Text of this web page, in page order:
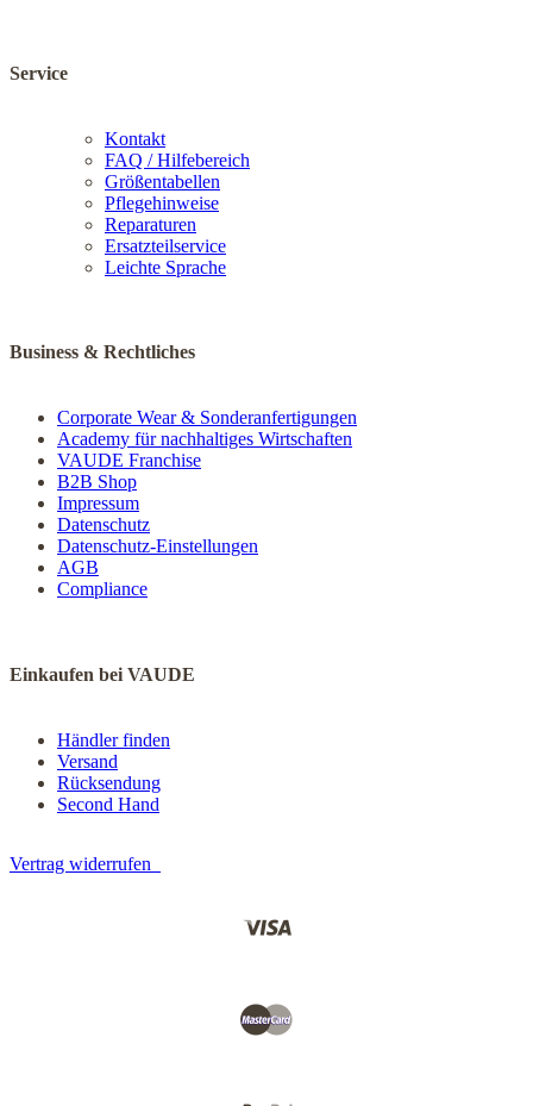
Service
Kontakt
FAQ / Hilfebereich
Größentabellen
Pflegehinweise
Reparaturen
Ersatzteilservice
Leichte Sprache
Business & Rechtliches
Corporate Wear & Sonderanfertigungen
Academy für nachhaltiges Wirtschaften
VAUDE Franchise
B2B Shop
Impressum
Datenschutz
Datenschutz-Einstellungen
AGB
Compliance
Einkaufen bei VAUDE
Händler finden
Versand
Rücksendung
Second Hand
Vertrag widerrufen